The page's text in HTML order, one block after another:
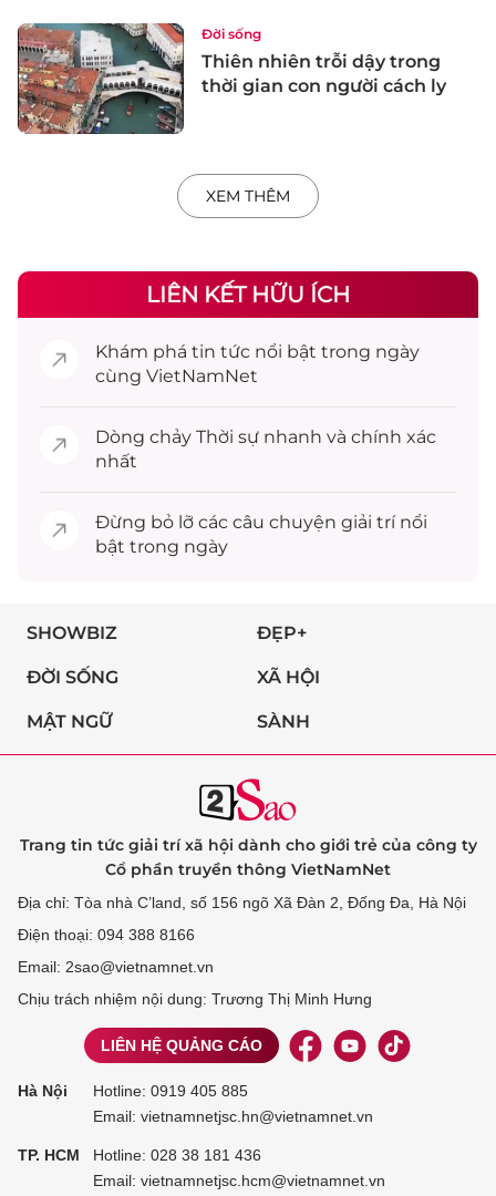
Đời sống
Thiên nhiên trỗi dậy trong
thời gian con người cách ly
XEM THÊM
LIÊN KẾT HỮU ÍCH
Khám phá tin tức nổi bật trong ngày
cùng VietNamNet
Dòng chảy Thời sự nhanh và chính xác
nhất
Đừng bỏ lỡ các câu chuyện giải trínổi
bật trong ngày
SHOWBIZ ĐẸP+
ĐỜI SỐNG XÃ HỘI
MẬT NGỮ SÀNH
Trang tin tức giải trí xã hội dành cho giới trẻ của công ty
Cổ phần truyền thông VietNamNet
Địa chỉ: Tòa nhà C’land, số 156 ngõ Xã Đàn 2, Đống Đa, Hà Nội
Điện thoại: 094 388 8166
Email: 2sao@vietnamnet.vn
Chịu trách nhiệm nội dung: Trương Thị Minh Hưng
LIÊN HỆ QUẢNG CÁO
Hà Nội Hotline: 0919 405 885
Email: vietnamnetjsc.hn@vietnamnet.vn
TP. HCM Hotline: 028 38 181 436
Email: vietnamnetjsc.hcm@vietnamnet.vn